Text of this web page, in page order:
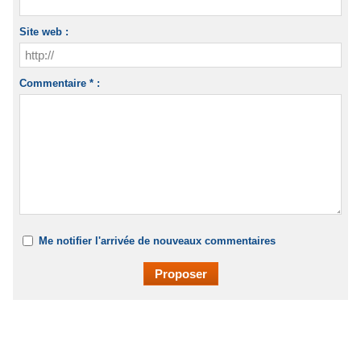
Site web :
Commentaire * :
Me notifier l'arrivée de nouveaux commentaires